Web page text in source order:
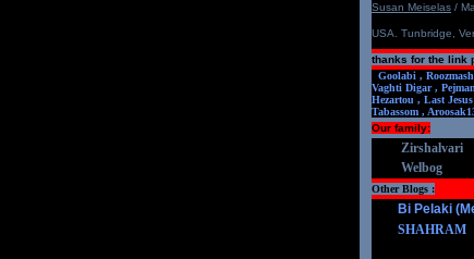
Susan Meiselas /
USA. Tunbridge,
thanks for the link
Goolabi ,
Vaghti Digar ,
Hezartou , Last
Tabassom , Aroosa
Our family:
Zirshalvari
Welbog
Other Blogs :
Bi Pelaki
SHAHRAM